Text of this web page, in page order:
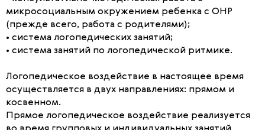
микросоциальным окружением ребенка с ОНР
(прежде всего, работа с родителями);
• система логопедических занятий;
• система занятий по логопедической ритмике.
Логопедическое воздействие в настоящее время
осуществляется в двух направлениях: прямом и
косвенном.
Прямое логопедическое воздействие реализуется